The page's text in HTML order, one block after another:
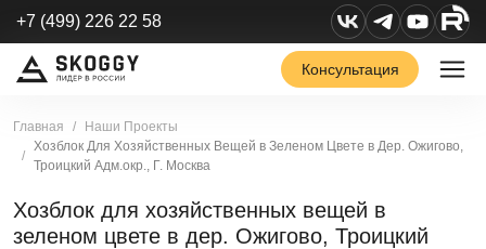
+7 (499) 226 22 58
Консультация
Главная
Наши Проекты
Хозблок Для Хозяйственных Вещей в Зеленом Цвете в Дер. Ожигово,
Троицкий Адм.окр., Г. Москва
Хозблок для хозяйственных вещей в
зеленом цвете в дер. Ожигово, Троицкий